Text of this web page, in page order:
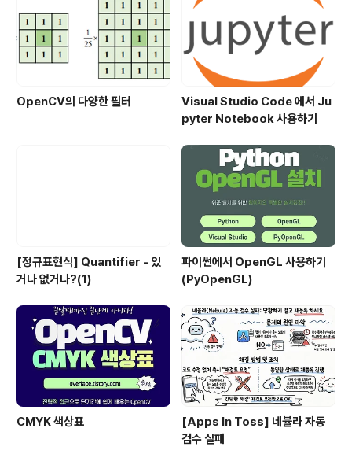
OpenCV의 다양한 필터
Visual Studio Code 에서 Ju
pyter Notebook 사용하기
[정규표현식] Quantifier - 있
거나 없거나?(1)
파이썬에서 OpenGL 사용하기
(PyOpenGL)
CMYK 색상표
[Apps In Toss] 네뷸라 자동
검수 실패